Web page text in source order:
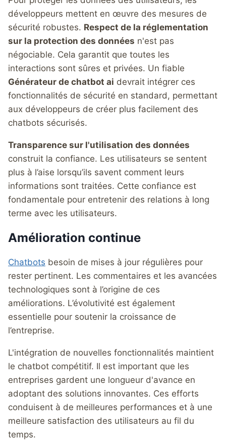
développeurs mettent en œuvre des mesures de
sécurité robustes. Respect de la réglementation
sur la protection des données n'est pas
négociable. Cela garantit que toutes les
interactions sont sûres et privées. Un fiable
Générateur de chatbot ai devrait intégrer ces
fonctionnalités de sécurité en standard, permettant
aux développeurs de créer plus facilement des
chatbots sécurisés.
Transparence sur l'utilisation des données
construit la confiance. Les utilisateurs se sentent
plus à l’aise lorsqu’ils savent comment leurs
informations sont traitées. Cette confiance est
fondamentale pour entretenir des relations à long
terme avec les utilisateurs.
Amélioration continue
Chatbots besoin de mises à jour régulières pour
rester pertinent. Les commentaires et les avancées
technologiques sont à l’origine de ces
améliorations. L’évolutivité est également
essentielle pour soutenir la croissance de
l’entreprise.
L'intégration de nouvelles fonctionnalités maintient
le chatbot compétitif. Il est important que les
entreprises gardent une longueur d'avance en
adoptant des solutions innovantes. Ces efforts
conduisent à de meilleures performances et à une
meilleure satisfaction des utilisateurs au fil du
temps.